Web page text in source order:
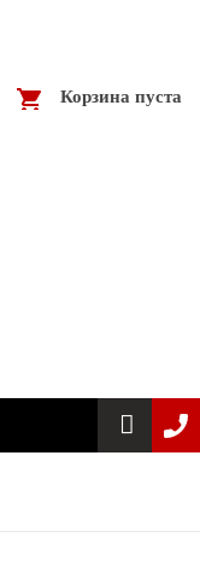
Корзина пуста